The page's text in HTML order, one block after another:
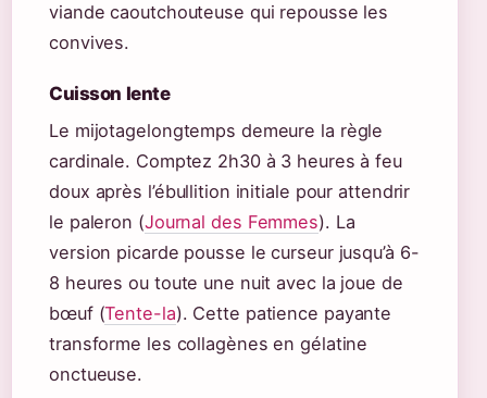
viande caoutchouteuse qui repousse les
convives.
Cuisson lente
Le mijotagelongtemps demeure la règle
cardinale. Comptez 2h30 à 3 heures à feu
doux après l’ébullition initiale pour attendrir
le paleron (Journal des Femmes). La
version picarde pousse le curseur jusqu’à 6-
8 heures ou toute une nuit avec la joue de
bœuf (Tente-la). Cette patience payante
transforme les collagènes en gélatine
onctueuse.